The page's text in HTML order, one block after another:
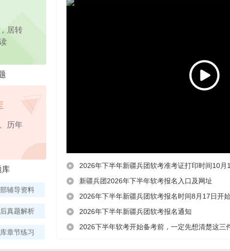
居转
历年
库
辅导资料
真题解析
章节练习
2026年下半年新疆兵团软考准考证打印时间10月
新疆兵团2026年下半年软考报名入口及网址
2026年下半年新疆兵团软考报名时间8月17日开
2026年下半年新疆兵团软考报名通知
2026下半年软考开始备考前，一定先想清楚这三